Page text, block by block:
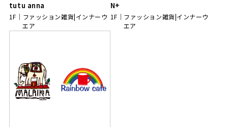
tutu anna
1F
ファッション雑貨|インナーウ
エア
N+
1F
ファッション雑貨|インナーウ
エア